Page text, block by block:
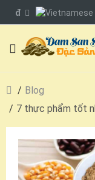
đ
Blog
7 thực phẩm tốt